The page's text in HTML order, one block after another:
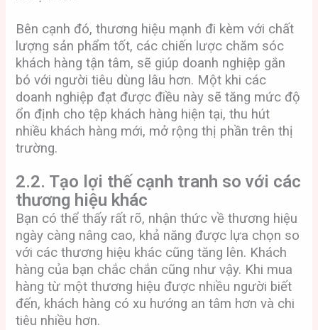
Bên cạnh đó, thương hiệu mạnh đi kèm với chất
lượng sản phẩm tốt, các chiến lược chăm sóc
khách hàng tận tâm, sẽ giúp doanh nghiệp gắn
bó với người tiêu dùng lâu hơn. Một khi các
doanh nghiệp đạt được điều này sẽ tăng mức độ
ổn định cho tệp khách hàng hiện tại, thu hút
nhiều khách hàng mới, mở rộng thị phần trên thị
trường.
2.2. Tạo lợi thế cạnh tranh so với các
thương hiệu khác
Bạn có thể thấy rất rõ, nhận thức về thương hiệu
ngày càng nâng cao, khả năng được lựa chọn so
với các thương hiệu khác cũng tăng lên. Khách
hàng của bạn chắc chắn cũng như vậy. Khi mua
hàng từ một thương hiệu được nhiều người biết
đến, khách hàng có xu hướng an tâm hơn và chi
tiêu nhiều hơn.